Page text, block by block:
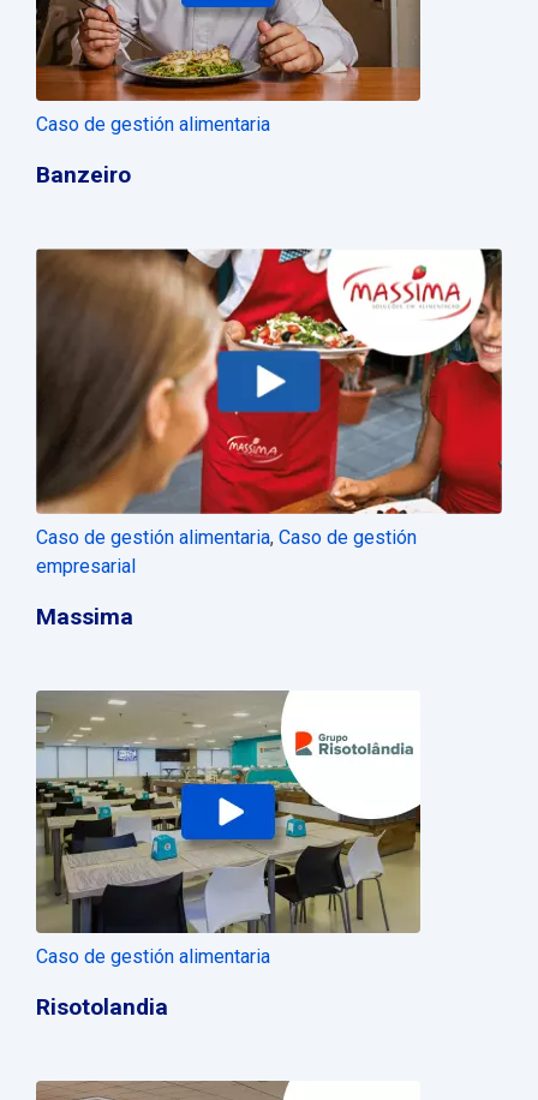
Caso de gestión alimentaria
Banzeiro
Caso de gestión alimentaria, Caso de gestión
empresarial
Massima
Caso de gestión alimentaria
Risotolandia